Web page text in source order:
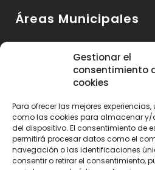
Gestionar el
consentimiento
cookies
Para ofrecer las mejores
como las cookies para almacenar
del dispositivo. El consentimiento de
permitirá procesar datos como el
navegación o las identificaciones
consentir o retirar el consentimiento,
Áreas Municipales
Urbanismo y Vivienda
Medio Ambiente y
Servicios Sociales
Seguridad Ciudadana
Actividad Económica y